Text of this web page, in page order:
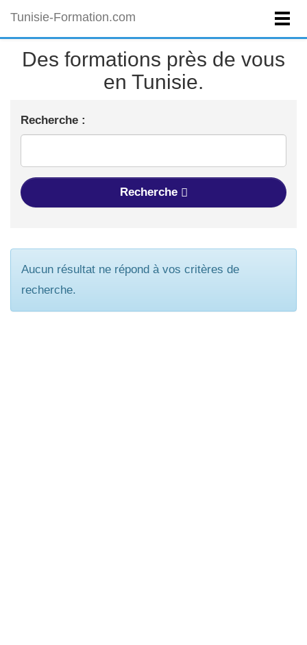
Tunisie-Formation.com
Des formations près de vous
en Tunisie.
Recherche :
Recherche
Aucun résultat ne répond à vos critères de
recherche.